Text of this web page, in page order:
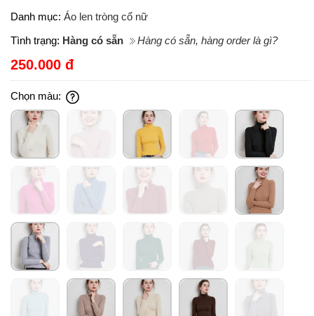
Danh mục: Áo len tròng cổ nữ
Tình trạng: Hàng có sẵn Hàng có sẵn, hàng order là gì?
250.000 đ
Chọn màu: